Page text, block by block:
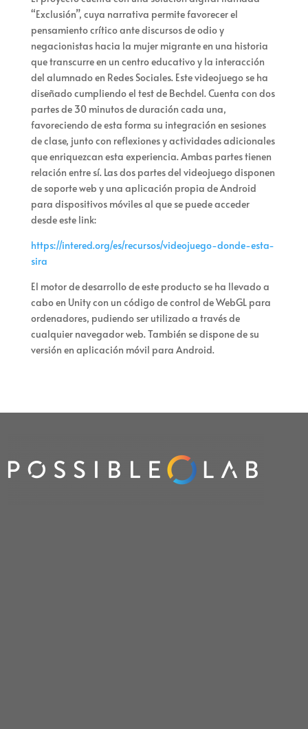
“Exclusión”, cuya narrativa permite favorecer el
pensamiento crítico ante discursos de odio y
negacionistas hacia la mujer migrante en una historia
que transcurre en un centro educativo y la interacción
del alumnado en Redes Sociales. Este videojuego se ha
diseñado cumpliendo el test de Bechdel. Cuenta con dos
partes de 30 minutos de duración cada una,
favoreciendo de esta forma su integración en sesiones
de clase, junto con reflexiones y actividades adicionales
que enriquezcan esta experiencia. Ambas partes tienen
relación entre sí. Las dos partes del videojuego disponen
de soporte web y una aplicación propia de Android
para dispositivos móviles al que se puede acceder
desde este link:
https://intered.org/es/recursos/videojuego-donde-esta-
sira
El motor de desarrollo de este producto se ha llevado a
cabo en Unity con un código de control de WebGL para
ordenadores, pudiendo ser utilizado a través de
cualquier navegador web. También se dispone de su
versión en aplicación móvil para Android.